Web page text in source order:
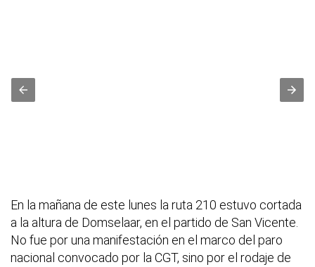
En la mañana de este lunes la ruta 210 estuvo cortada
a la altura de Domselaar, en el partido de San Vicente.
No fue por una manifestación en el marco del paro
nacional convocado por la CGT, sino por el rodaje de